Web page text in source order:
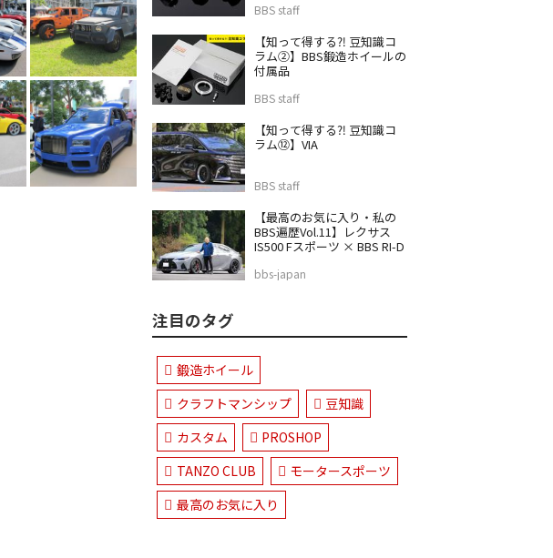
BBS staff
【知って得する⁈ 豆知識コ
ラム②】BBS鍛造ホイールの
付属品
BBS staff
【知って得する⁈ 豆知識コ
ラム⑫】VIA
BBS staff
【最高のお気に入り・私の
BBS遍歴Vol.11】レクサス
IS500 Fスポーツ × BBS RI-D
bbs-japan
注目のタグ
鍛造ホイール
クラフトマンシップ
豆知識
カスタム
PROSHOP
TANZO CLUB
モータースポーツ
最高のお気に入り